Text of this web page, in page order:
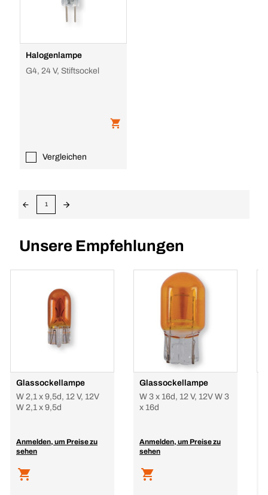
Halogenlampe
G4, 24 V, Stiftsockel
Vergleichen
1
Unsere Empfehlungen
Glassockellampe
W 2,1 x 9,5d, 12 V, 12V
W 2,1 x 9,5d
Anmelden, um Preise zu
sehen
Glassockellampe
W 3 x 16d, 12 V, 12V W 3
x 16d
Anmelden, um Preise zu
sehen